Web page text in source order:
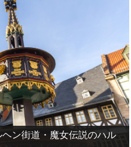
ン街道・魔女伝説のハル